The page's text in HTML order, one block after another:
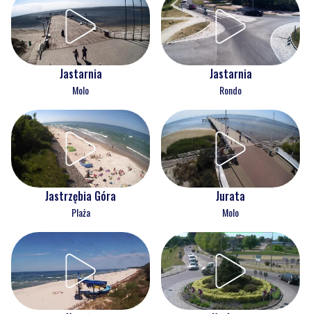
Jastarnia
Molo
Jastarnia
Rondo
Jastrzębia Góra
Plaża
Jurata
Molo